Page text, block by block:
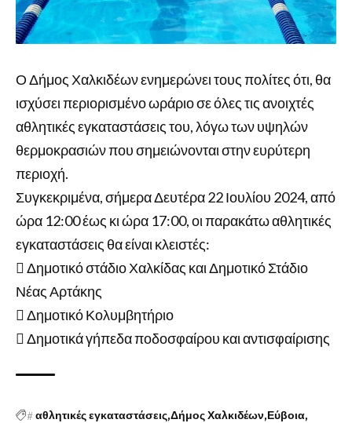
Ο Δήμος Χαλκιδέων ενημερώνει τους πολίτες ότι, θα
ισχύσει περιορισμένο ωράριο σε όλες τις ανοιχτές
αθλητικές εγκαταστάσεις του, λόγω των υψηλών
θερμοκρασιών που σημειώνονται στην ευρύτερη
περιοχή.
Συγκεκριμένα, σήμερα Δευτέρα 22 Ιουλίου 2024, από
ώρα 12:00 έως κι ώρα 17:00, οι παρακάτω αθλητικές
εγκαταστάσεις θα είναι κλειστές:
 Δημοτικό στάδιο Χαλκίδας και Δημοτικό Στάδιο
Νέας Αρτάκης
 Δημοτικό Κολυμβητήριο
 Δημοτικά γήπεδα ποδοσφαίρου και αντισφαίρισης
#αθλητικές εγκαταστάσεις Δήμος Χαλκιδέων Εύβοια